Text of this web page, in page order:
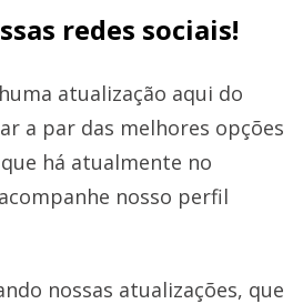
redes sociais!
atualização aqui do
a par das melhores opções
há atualmente no
nosso perfil
nossas atualizações, que